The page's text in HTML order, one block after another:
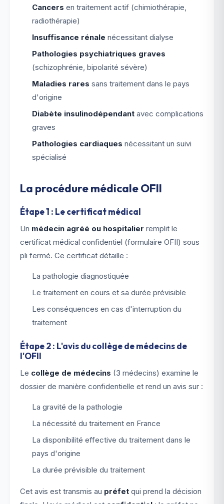
Cancers en traitement actif (chimiothérapie,
radiothérapie)
Insuffisance rénale nécessitant dialyse
Pathologies psychiatriques graves
(schizophrénie, bipolarité sévère)
Maladies rares sans traitement dans le pays
d'origine
Diabète insulinodépendant avec complications
graves
Pathologies cardiaques nécessitant un suivi
spécialisé
La procédure médicale OFII
Étape 1 : Le certificat médical
Un médecin agréé ou hospitalier remplit le
certificat médical confidentiel (formulaire OFII) sous
pli fermé. Ce certificat détaille :
La pathologie diagnostiquée
Le traitement en cours et sa durée prévisible
Les conséquences en cas d'interruption du
traitement
Étape 2 : L'avis du collège de médecins de
l'OFII
Le collège de médecins (3 médecins) examine le
dossier de manière confidentielle et rend un avis sur :
La gravité de la pathologie
La nécessité du traitement en France
La disponibilité effective du traitement dans le
pays d'origine
La durée prévisible du traitement
Cet avis est transmis au préfet qui prend la décision